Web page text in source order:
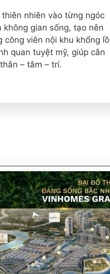
thiên nhiên vào từng ngóc
không gian sống, tạo nên
công viên nội khu khổng lồ
quan tuyệt mỹ, giúp cân
– tâm – trí.